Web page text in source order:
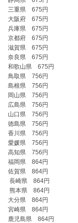
三重県　675円
大阪府　675円
兵庫県　675円
京都府　675円
滋賀県　675円
奈良県　675円
和歌山県　675円
鳥取県　756円
島根県　756円
岡山県　756円
広島県　756円
山口県　756円
徳島県　756円
香川県　756円
愛媛県　756円
高知県　756円
福岡県　864円
佐賀県　864円
大分県　864円
宮崎県　864円
鹿児島県　864円